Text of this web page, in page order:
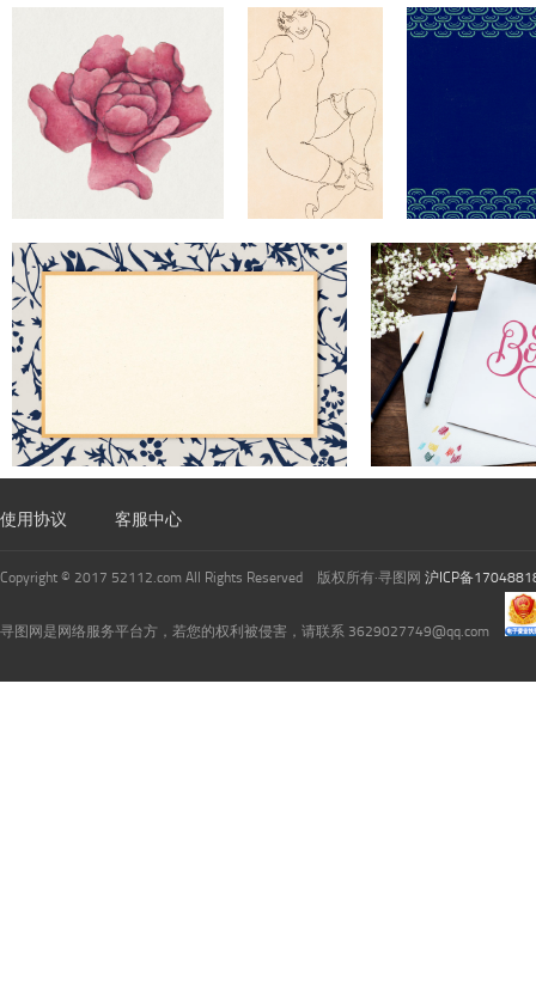
使用协议 客服中心
Copyright © 2017 52112.com All Rights Reserved 版权所有·寻图网 沪ICP备
寻图网是网络服务平台方，若您的权利被侵害，请联系 3629027749@qq.com